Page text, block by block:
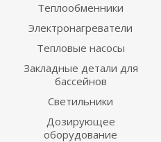
Теплообменники
Электронагреватели
Тепловые насосы
Закладные детали для
бассейнов
Светильники
Дозирующее
оборудование